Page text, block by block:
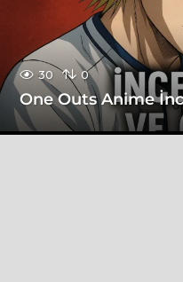
30 0
One Outs Anime